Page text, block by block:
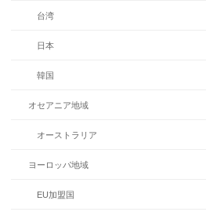
台湾
日本
韓国
オセアニア地域
オーストラリア
ヨーロッパ地域
EU加盟国